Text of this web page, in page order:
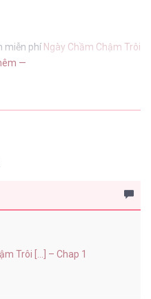
miễn phí Ngày Chầm Chậm Trôi
—
Trôi [...] – Chap 1